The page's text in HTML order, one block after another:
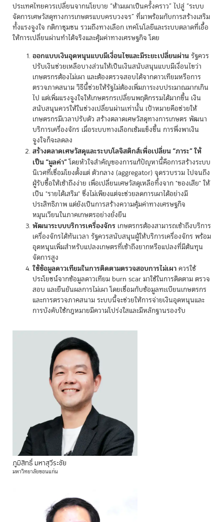
ประเทศไทยควรเปลี่ยนจากนโยบาย “ห้ามเผาเป็นครั้งคราว” ไปสู่ “ระบบ
จัดการเศษวัสดุทางการเกษตรแบบครบวงจร” ที่มาพร้อมกับการสร้างเสริม
ทั้งแรงจูงใจ กติกาชุมชน รวมถึงทางเลือก เทคโนโลยีและระบบตลาดที่เอื้อ
ให้การเปลี่ยนผ่านทำได้จริงและคุ้มค่าทางเศรษฐกิจ โดย
ออกแบบเงินอุดหนุนแบบมีเงื่อนไขและมีระยะเปลี่ยนผ่านรัฐควร
ปรับเงินช่วยเหลือบางส่วนให้เป็นเงินสนับสนุนแบบมีเงื่อนไขว่า
เกษตรกรต้องไม่เผา และต้องตรวจสอบได้จากดาวเทียมหรือการ
ตรวจภาคสนาม วิธีนี้ช่วยให้รัฐไม่ต้องเพิ่มภาระงบประมาณมากเกิน
ไป แต่เพิ่มแรงจูงใจให้เกษตรกรเปลี่ยนพฤติกรรมได้มากขึ้น เงิน
สนับสนุนควรให้ในช่วงเปลี่ยนผ่านเท่านั้น เป้าหมายคือช่วยให้
เกษตรกรมีเวลาปรับตัว สร้างตลาดเศษวัสดุทางการเกษตร พัฒนา
บริการเครื่องจักร เมื่อระบบทางเลือกเข้มแข็งขึ้น การพึ่งพาเงิน
จูงใจก็จะลดลง
สร้างตลาดเศษวัสดุและระบบโลจิสติกส์เพื่อเปลี่ยน “ภาระ” ให้
เป็น “มูลค่า”โดยหัวใจสำคัญของการแก้ปัญหานี้คือการสร้างระบบ
นิเวศที่เชื่อมโยงตั้งแต่ ตัวกลาง (aggregator) จุดรวบรวม ไปจนถึง
ผู้รับซื้อให้เข้าถึงง่าย เพื่อเปลี่ยนเศษวัสดุเหลือทิ้งจาก "ของเสีย" ให้
เป็น "รายได้เสริม" ซึ่งไม่เพียงแต่จะช่วยลดการเผาได้อย่างมี
ประสิทธิภาพ แต่ยังเป็นการสร้างความคุ้มค่าทางเศรษฐกิจ
หมุนเวียนในภาคเกษตรอย่างยั่งยืน
พัฒนาระบบบริการเครื่องจักร เกษตรกรต้องสามารถเข้าถึงบริการ
เครื่องจักรได้ทันเวลา รัฐควรสนับสนุนผู้ให้บริการเครื่องจักร พร้อม
อุดหนุนเพิ่มสำหรับแปลงเกษตรที่เข้าถึงยากหรือแปลงที่มีต้นทุน
จัดการสูง
ใช้ข้อมูลดาวเทียมในการติดตามตรวจสอบการไม่เผาควรใช้
ประโยชน์จากข้อมูลดาวเทียม burn scar มาใช้ในการติดตาม ตรวจ
สอบ และยืนยันผลการไม่เผา โดยเชื่อมกับข้อมูลทะเบียนเกษตรกร
และการตรวจภาคสนาม ระบบนี้จะช่วยให้การจ่ายเงินอุดหนุนและ
การบังคับใช้กฎหมายมีความโปร่งใสและมีหลักฐานรองรับ
ภูมิสิทธิ์ มหาสุวีระชัย
มหาวิทยาลัยขอนแก่น